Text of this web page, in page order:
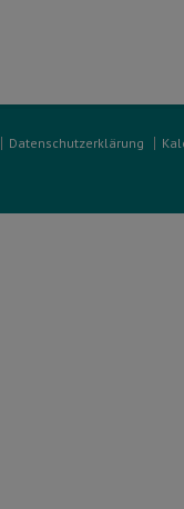
Datenschutzerklärung